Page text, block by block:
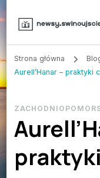
Strona główna
Aurell’Hanar – praktyki